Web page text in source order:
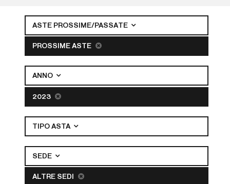
ASTE PROSSIME/PASSATE
PROSSIME ASTE
ANNO
2023
TIPO ASTA
SEDE
ALTRE SEDI